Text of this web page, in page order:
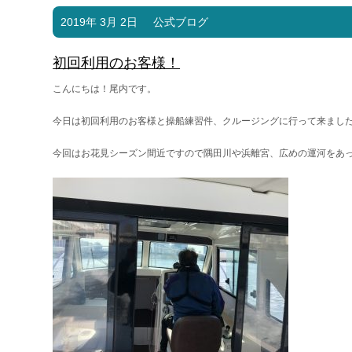
2019年 3月 2日 公式ブログ
初回利用のお客様！
こんにちは！尾内です。
今日は初回利用のお客様と操船練習件、クルージングに行って来まし
今回はお花見シーズン間近ですので隅田川や浜離宮、広めの運河をあ